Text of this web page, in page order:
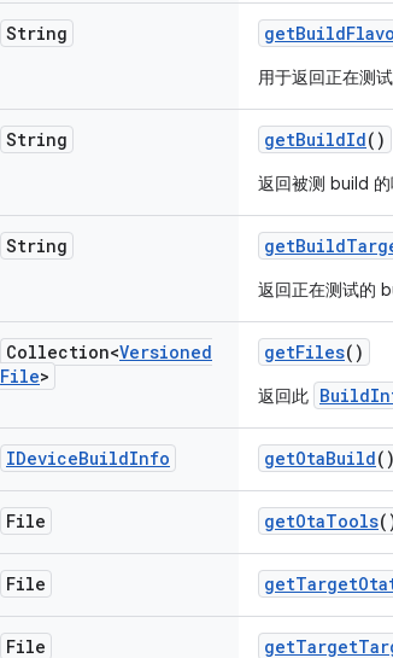
String getBuild
用于返回正在测
String getBuildId()
返回被测 build 的
String getBuild
返回正在测试的
Collection<Versioned
File>
getFiles()
返回此
IDeviceBuildInfo getOtaBuild()
File getOtaTools
File getTarget
File getTarget